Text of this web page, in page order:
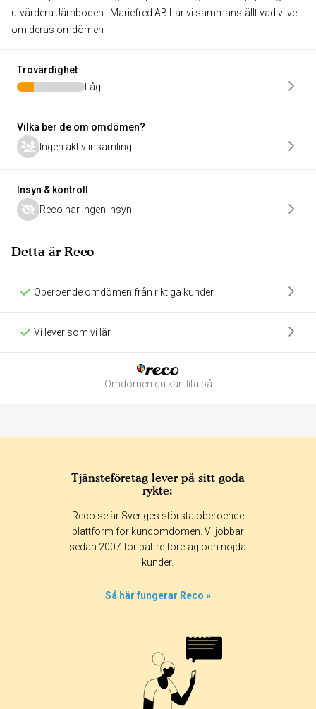
utvärdera Järnboden i Mariefred AB har vi sammanställt vad vi vet
om deras omdömen
Trovärdighet
Låg
Vilka ber de om omdömen?
Ingen aktiv insamling
Insyn & kontroll
Reco har ingen insyn
Detta är Reco
Oberoende omdömen från riktiga kunder
Vi lever som vi lär
Omdömen du kan lita på
365 dagar 90 dagar
30 dagar
Tjänsteföretag lever på sitt goda
rykte:
Reco.se är Sveriges största oberoende
plattform för kundomdömen. Vi jobbar
sedan 2007 för bättre företag och nöjda
kunder.
Så här fungerar Reco »